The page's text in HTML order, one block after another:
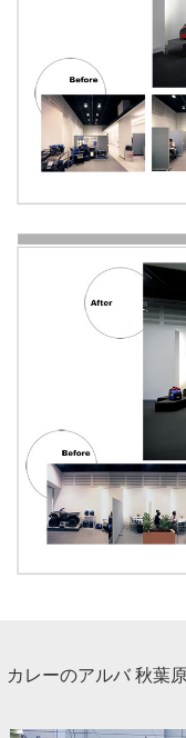
カレーのアルバ 秋